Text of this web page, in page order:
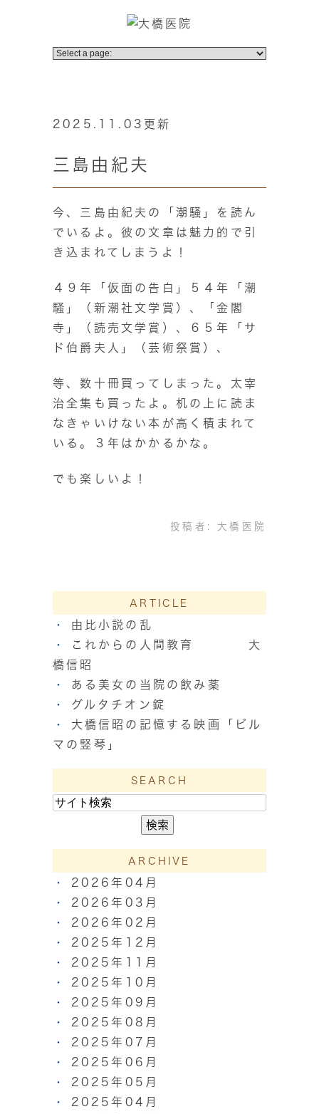
2025.11.03更新
三島由紀夫
今、三島由紀夫の「潮騒」を読ん
でいるよ。彼の文章は魅力的で引
き込まれてしまうよ！
４９年「仮面の告白」５４年「潮
騒」（新潮社文学賞）、「金閣
寺」（読売文学賞）、６５年「サ
ド伯爵夫人」（芸術祭賞）、
等、数十冊買ってしまった。太宰
治全集も買ったよ。机の上に読ま
なきゃいけない本が高く積まれて
いる。３年はかかるかな。
でも楽しいよ！
投稿者: 大橋医院
ARTICLE
由比小説の乱
これからの人間教育 大
橋信昭
ある美女の当院の飲み薬
グルタチオン錠
大橋信昭の記憶する映画「ビル
マの竪琴」
SEARCH
ARCHIVE
2026年04月
2026年03月
2026年02月
2025年12月
2025年11月
2025年10月
2025年09月
2025年08月
2025年07月
2025年06月
2025年05月
2025年04月